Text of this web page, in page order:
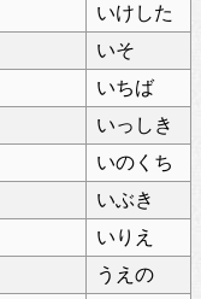
いけした
いそ
いちば
いっしき
いのくち
いぶき
いりえ
うえの